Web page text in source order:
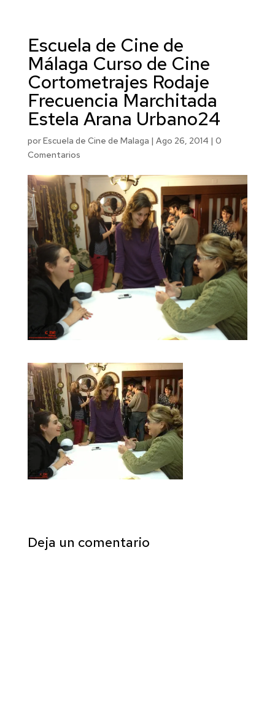
Escuela de Cine de
Málaga Curso de Cine
Cortometrajes Rodaje
Frecuencia Marchitada
Estela Arana Urbano24
porEscuela de Cine de Malaga | Ago 26, 2014 | 0
Comentarios
Deja un comentario